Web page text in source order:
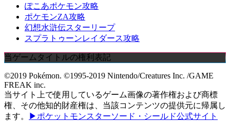
ぽこあポケモン攻略
ポケモンZA攻略
幻想水滸伝スターリープ
スプラトゥーンレイダース攻略
当ゲームタイトルの権利表記
©2019 Pokémon. ©1995-2019 Nintendo/Creatures Inc. /GAME
FREAK inc.
当サイト上で使用しているゲーム画像の著作権および商標
権、その他知的財産権は、当該コンテンツの提供元に帰属し
ます。
▶ポケットモンスターソード・シールド公式サイト